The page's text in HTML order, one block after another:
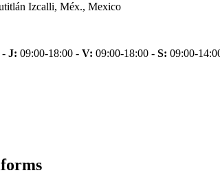
Izcalli, Méx., Mexico
- J: 09:00-18:00 - V: 09:00-18:00 - S: 09:00-